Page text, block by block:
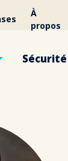
À
propos
Sécurité